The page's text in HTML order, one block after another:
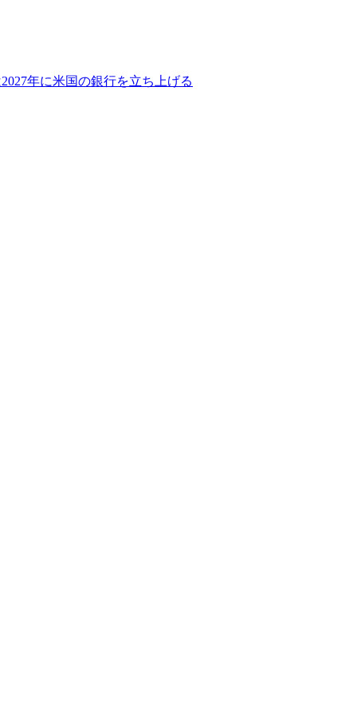
年に米国の銀行を立ち上げる